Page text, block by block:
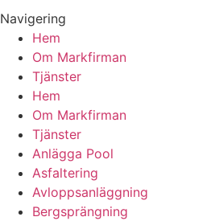
Navigering
Hem
Om Markfirman
Tjänster
Hem
Om Markfirman
Tjänster
Anlägga Pool
Asfaltering
Avloppsanläggning
Bergsprängning